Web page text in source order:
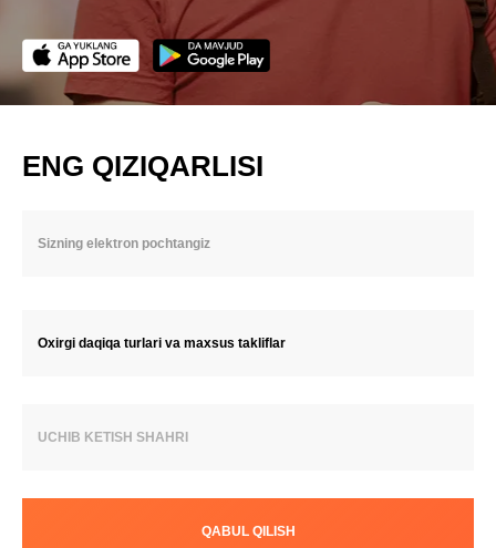
ENG QIZIQARLISI
Oxirgi daqiqa turlari va maxsus takliflar
UCHIB KETISH SHAHRI
QABUL QILISH